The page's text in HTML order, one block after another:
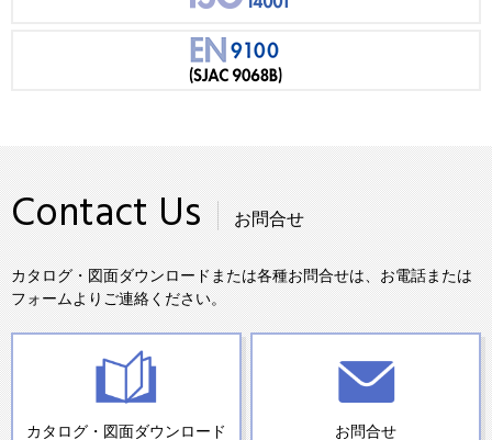
Contact Us お問合せ
カタログ・図面ダウンロードまたは各種お問合せは、お電話または
フォームよりご連絡ください。
カタログ・図面ダウンロード お問合せ